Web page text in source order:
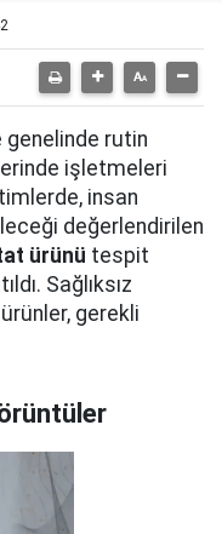
genelinde rutin
işletmeleri
insan
değerlendirilen
ürünü tespit
Sağlıksız
gerekli